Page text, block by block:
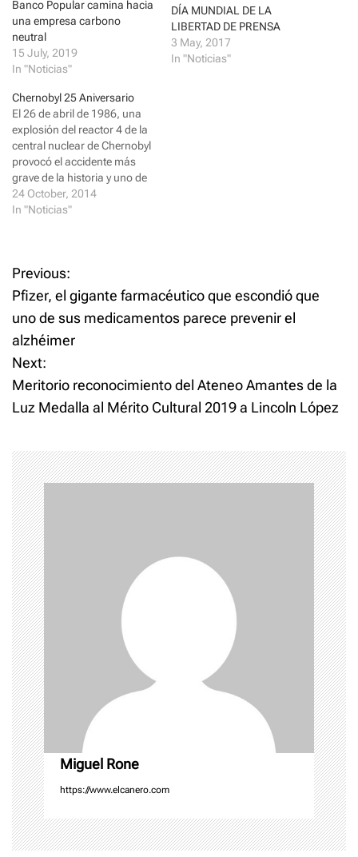
t
t
e
r
(
O
p
n
s
i
n
n
e
w
w
i
n
d
o
w
e
b
e
n
s
i
n
n
e
w
w
i
n
Banco Popular camina hacia
una empresa carbono
neutral
15 July, 2019
In "Noticias"
DÍA MUNDIAL DE LA
LIBERTAD DE PRENSA
3 May, 2017
In "Noticias"
Chernobyl 25 Aniversario
El 26 de abril de 1986, una
explosión del reactor 4 de la
central nuclear de Chernobyl
provocó el accidente más
grave de la historia y uno de
los peores desastres
medioambientales. La
que por entonces era…
24 October, 2014
In "Noticias"
P
o
s
t
n
a
v
i
g
a
t
i
o
n
Previous:
Pfizer, el gigante farmacéutico que escondió que
uno de sus medicamentos parece prevenir el
alzhéimer
Next:
Meritorio reconocimiento del Ateneo Amantes de la
Luz Medalla al Mérito Cultural 2019 a Lincoln López
Miguel Rone
https://www.elcanero.com